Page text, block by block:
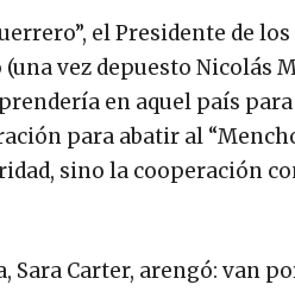
el Presidente de
vez depuesto Nicolás
en aquel país
para abatir al
sino la cooperación
Carter, arengó: van